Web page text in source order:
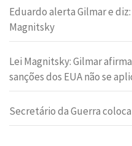
Eduardo alerta Gilmar e
Magnitsky
Lei Magnitsky: Gilmar
sanções dos EUA não se
Secretário da Guerra coloca